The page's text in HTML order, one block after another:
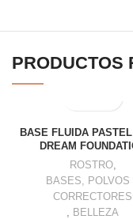
PRODUCTOS
BASE FLUIDA
DREAM
ROSTRO,
BASES, POLVOS
CORRECTORES
, BELLEZA